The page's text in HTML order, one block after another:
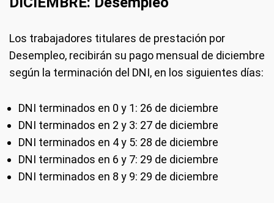
Los trabajadores titulares de prestación por
Desempleo, recibirán su pago mensual de diciembre
según la terminación del DNI, en los siguientes días:
DNI terminados en 0 y 1: 26 de diciembre
DNI terminados en 2 y 3: 27 de diciembre
DNI terminados en 4 y 5: 28 de diciembre
DNI terminados en 6 y 7: 29 de diciembre
DNI terminados en 8 y 9: 29 de diciembre